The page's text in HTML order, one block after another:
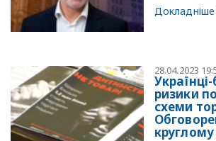
Докладніше
28.04.2023
ризики
схеми
круглому